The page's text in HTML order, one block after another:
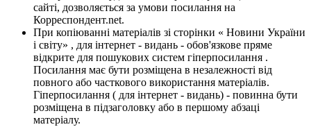
сайті, дозволяється за умови посилання на
Корреспондент.net.
При копіюванні матеріалів зі сторінки « Новини України
і світу» , для інтернет - видань - обов'язкове пряме
відкрите для пошукових систем гіперпосилання .
Посилання має бути розміщена в незалежності від
повного або часткового використання матеріалів.
Гіперпосилання ( для інтернет - видань) - повинна бути
розміщена в підзаголовку або в першому абзаці
матеріалу.